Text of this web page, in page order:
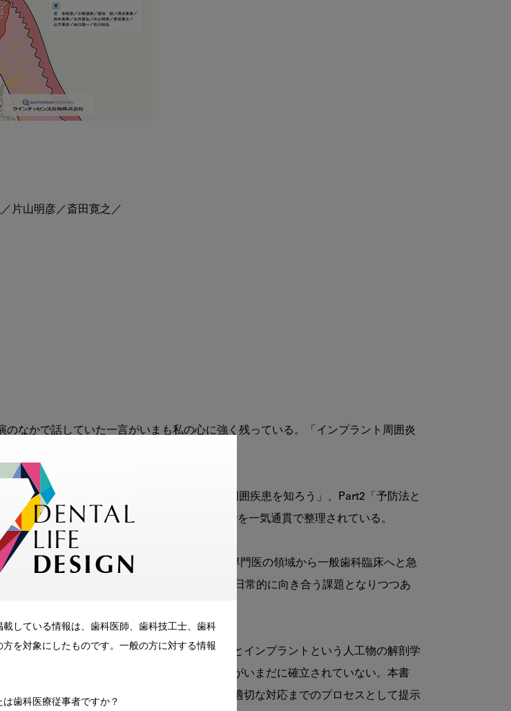
している情報は、歯科医師、歯科技工士、歯科
を対象にしたものです。一般の方に対する情報
は歯科医療従事者ですか？
片山明彦／斎田寛之／
なかで話していた一言がいまも私の心に強く残っている。「インプラント周囲炎
科医師の責務である」。
ら扱った別冊である。Part1「インプラント周囲疾患を知ろう」、Part2「予防法と
り、基礎から臨床判断，そして日常管理までを一気通貫で整理されている。
の普及により、インプラント治療は特定の専門医の領域から一般歯科臨床へと急
題”ではなく、一般歯科医師と歯科衛生士が日常的に向き合う課題となりつつあ
確だ。歯周炎と共通点をもちながら、天然歯とインプラントという人工物の解剖学
、エビデンスに裏付けられた治療プロトコルがいまだに確立されていない。本書
を整理し、状況把握から分析・診断、そして適切な対応までのプロセスとして提示